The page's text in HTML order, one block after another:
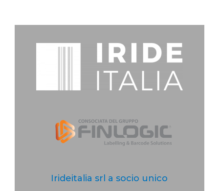
Irideitalia srl a socio unico